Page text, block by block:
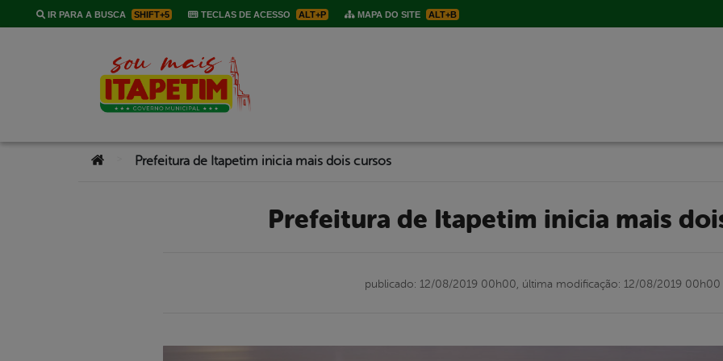
IR PARA A BUSCA SHIFT+5 TECLAS DE ACESSO ALT+P MAPA DO SITE ALT+B
Você está aqui:Prefeitura de Itapetim inicia mais dois cursos
Prefeitura de Itapetim inicia mais
publicado: 12/08/2019 00h00, última modificação: 12/08/2019 00h00